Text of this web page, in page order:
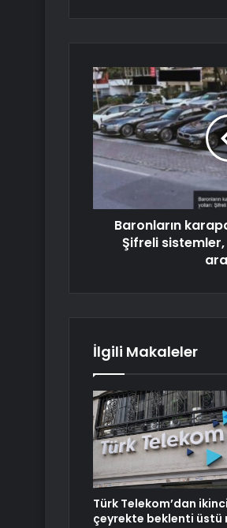
Baronların
Şifreli sistemler,
İlgili Makaleler
Türk Telekom’dan ikinci
çeyrekte beklenti üstü